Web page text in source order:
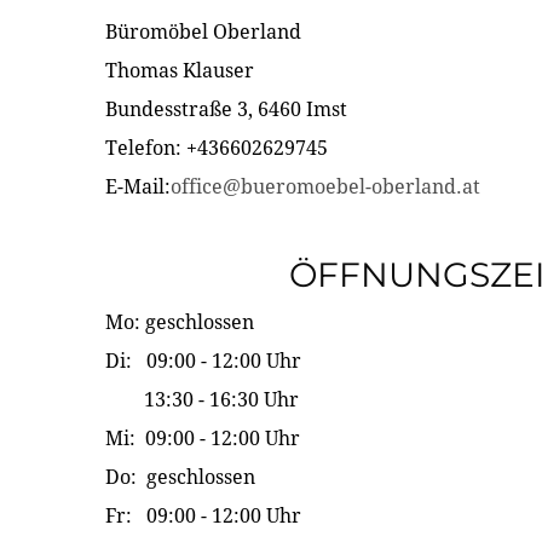
Büromöbel Oberland
Thomas Klauser
Bundesstraße 3, 6460 Imst
Telefon: +436602629745
E-Mail:office@bueromoebel-oberland.at
Mo: geschlossen
Di: 09:00 - 12:00 Uhr
13:30 - 16:30 Uhr
Mi: 09:00 - 12:00 Uhr
Do: geschlossen
Fr: 09:00 - 12:00 Uhr